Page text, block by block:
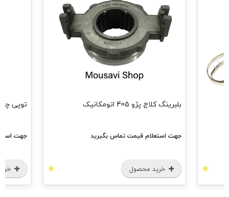
بلبرینگ کلاج پژو 405 اتومکانیک
جهت استعلام قیمت تماس بگیرید
خرید محصول
توپی چرخ عقب
جهت